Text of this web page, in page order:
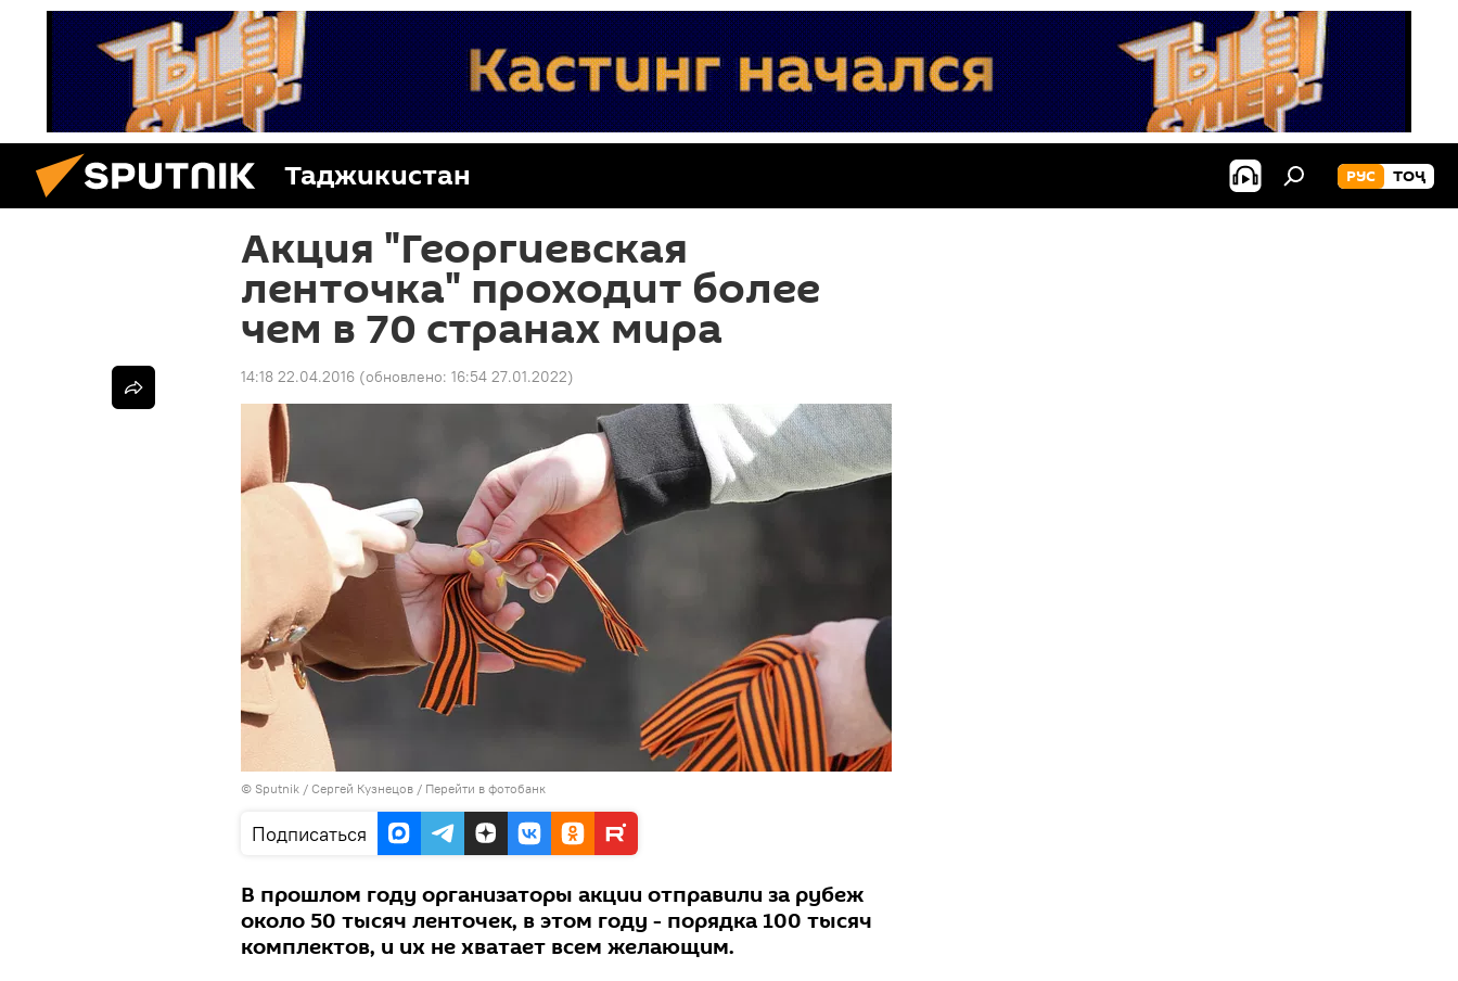
Таджикистан РУС ТОҶ
Акция "Георгиевская
ленточка" проходит более
чем в 70 странах мира
14:18 22.04.2016 (обновлено: 16:54 27.01.2022)
© Sputnik / Сергей Кузнецов / Перейти в фотобанк
Подписаться
В прошлом году организаторы акции отправили за рубеж
около 50 тысяч ленточек, в этом году - порядка 100 тысяч
комплектов, и их не хватает всем желающим.